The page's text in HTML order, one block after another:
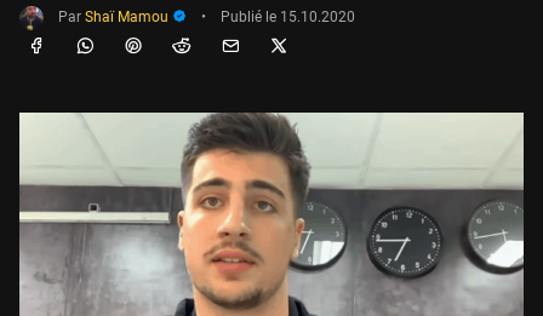
Par Shaï Mamou • Publié le 15.10.2020